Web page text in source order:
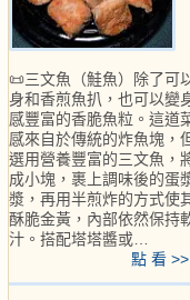
📜三文魚（鮭魚）除了可
身和香煎魚扒，也可以變
感豐富的香脆魚粒。這道
感來自於傳統的炸魚塊，
選用營養豐富的三文魚，
成小塊，裹上調味後的蛋
漿，再用半煎炸的方式使
酥脆金黃，內部依然保持
汁。搭配塔塔醬或…
點 看